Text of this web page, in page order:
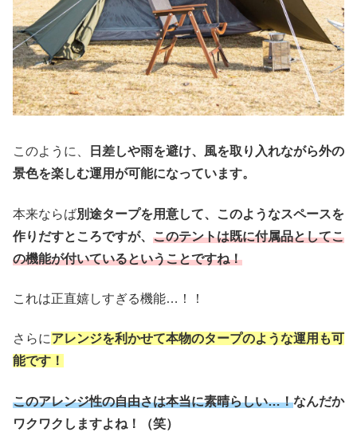
このように、
日差しや雨を避け、風を取り入れながら外の
景色を楽しむ運用が可能になっています。
本来ならば別途タープを用意して、このようなスペースを
作りだすところですが、 このテントは既に付属品としてこ
の機能が付いているということですね！
これは正直嬉しすぎる機能…！！
さらにアレンジを利かせて本物のタープのような運用も可
能です！
このアレンジ性の自由さは本当に素晴らしい…！なんだか
ワクワクしますよね！（笑）